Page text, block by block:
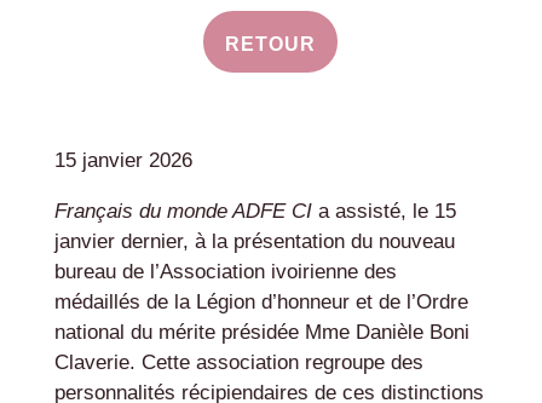
RETOUR
15 janvier 2026
Français du monde ADFE CIa assisté, le 15
janvier dernier, à la présentation du nouveau
bureau de l’Association ivoirienne des
médaillés de la Légion d’honneur et de l’Ordre
national du mérite présidée Mme Danièle Boni
Claverie. Cette association regroupe des
personnalités récipiendaires de ces distinctions